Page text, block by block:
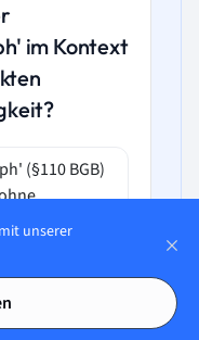
im Kontext
(§110 BGB)
Vertreter
(§110 BGB)
Leistung mit
unserer